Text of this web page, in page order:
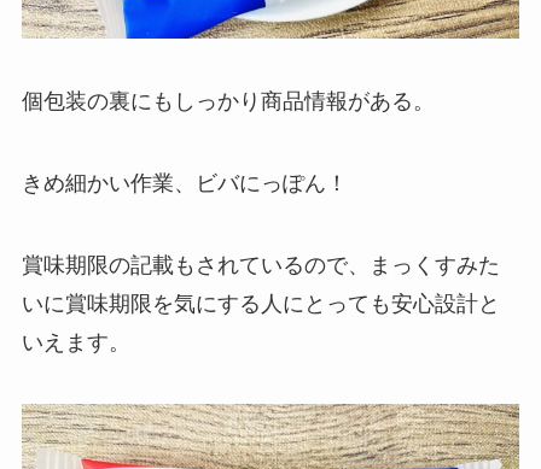
個包装の裏にもしっかり商品情報がある。
きめ細かい作業、ビバにっぽん！
賞味期限の記載もされているので、まっくすみた
いに賞味期限を気にする人にとっても安心設計と
いえます。